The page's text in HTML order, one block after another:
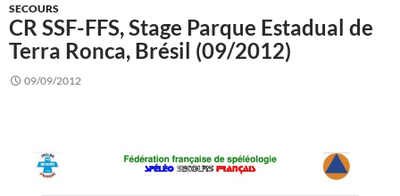
SECOURS
CR SSF-FFS, Stage Parque Estadual de
Terra Ronca, Brésil (09/2012)
09/09/2012